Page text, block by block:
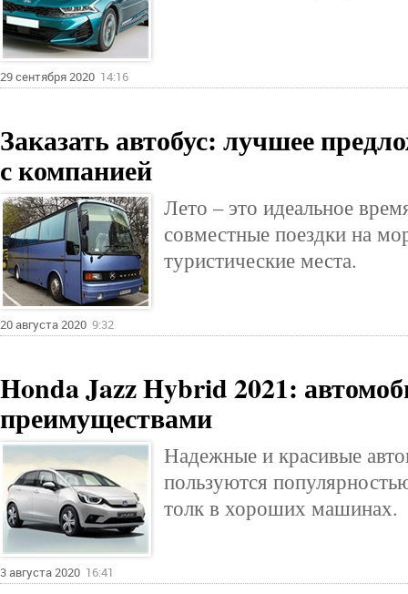
29 сентября 2020 14:16
Заказать автобус: лучшее
с компанией
Лето – это идеальное
совместные поездки на
туристические места.
20 августа 2020 9:32
Honda Jazz Hybrid 2021:
преимуществами
Надежные и красивые
пользуются
толк в хороших машинах.
3 августа 2020 16:41